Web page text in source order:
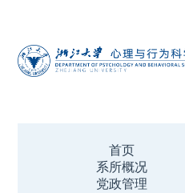
首页
系所概况
党政管理